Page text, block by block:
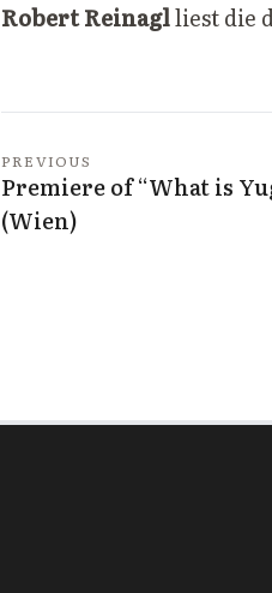
Robert Reinaglliest die
PREVIOUS
Premiere of “What is
(Wien)